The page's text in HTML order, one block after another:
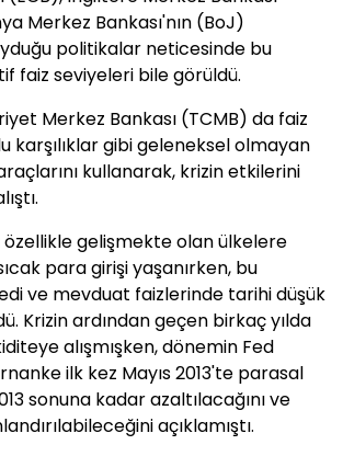
Merkez Bankası'nın (BoJ)
politikalar neticesinde bu
faiz seviyeleri bile görüldü.
Merkez Bankası (TCMB) da faiz
karşılıklar gibi geleneksel olmayan
kullanarak, krizin etkilerini
özellikle gelişmekte olan ülkelere
para girişi yaşanırken, bu
ve mevduat faizlerinde tarihi düşük
Krizin ardından geçen birkaç yılda
alışmışken, dönemin Fed
ilk kez Mayıs 2013'te parasal
sonuna kadar azaltılacağını ve
açıklamıştı.